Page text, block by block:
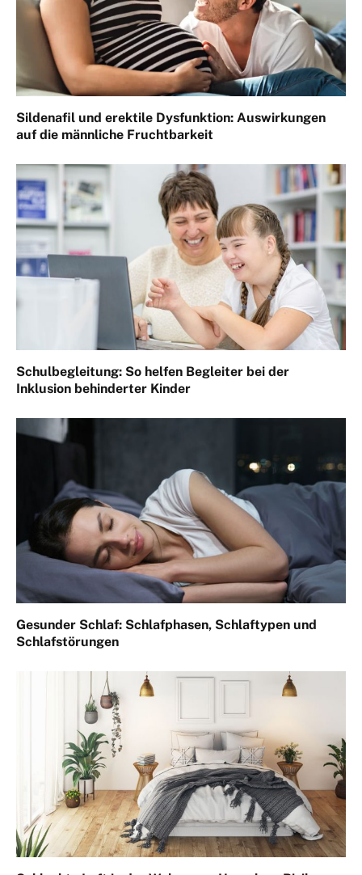
Sildenafil und erektile Dysfunktion: Auswirkungen
auf die männliche Fruchtbarkeit
Schulbegleitung: So helfen Begleiter bei der
Inklusion behinderter Kinder
Gesunder Schlaf: Schlafphasen, Schlaftypen und
Schlafstörungen